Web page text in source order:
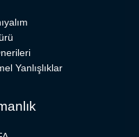
Yanlışlıklar